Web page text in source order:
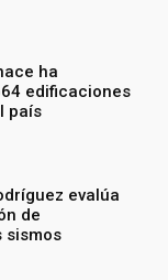
ha
edificaciones
país
evalúa
de
sismos